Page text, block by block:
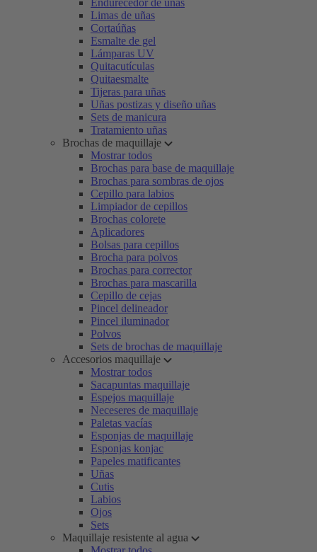
Endurecedor de uñas
Limas de uñas
Cortaúñas
Esmalte de gel
Lámparas UV
Quitacutículas
Quitaesmalte
Tijeras para uñas
Uñas postizas y diseño uñas
Sets de manicura
Tratamiento uñas
Brochas de maquillaje
Mostrar todos
Brochas para base de maquillaje
Brochas para sombras de ojos
Cepillo para labios
Limpiador de cepillos
Brochas colorete
Aplicadores
Bolsas para cepillos
Brocha para polvos
Brochas para corrector
Brochas para mascarilla
Cepillo de cejas
Pincel delineador
Pincel iluminador
Polvos
Sets de brochas de maquillaje
Accesorios maquillaje
Mostrar todos
Sacapuntas maquillaje
Espejos maquillaje
Neceseres de maquillaje
Paletas vacías
Esponjas de maquillaje
Esponjas konjac
Papeles matificantes
Uñas
Cutis
Labios
Ojos
Sets
Maquillaje resistente al agua